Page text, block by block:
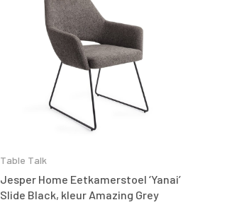
Table Talk
Jesper Home Eetkamerstoel ‘Yanai’
Slide Black, kleur Amazing Grey